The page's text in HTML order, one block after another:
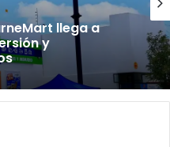
llega a
y